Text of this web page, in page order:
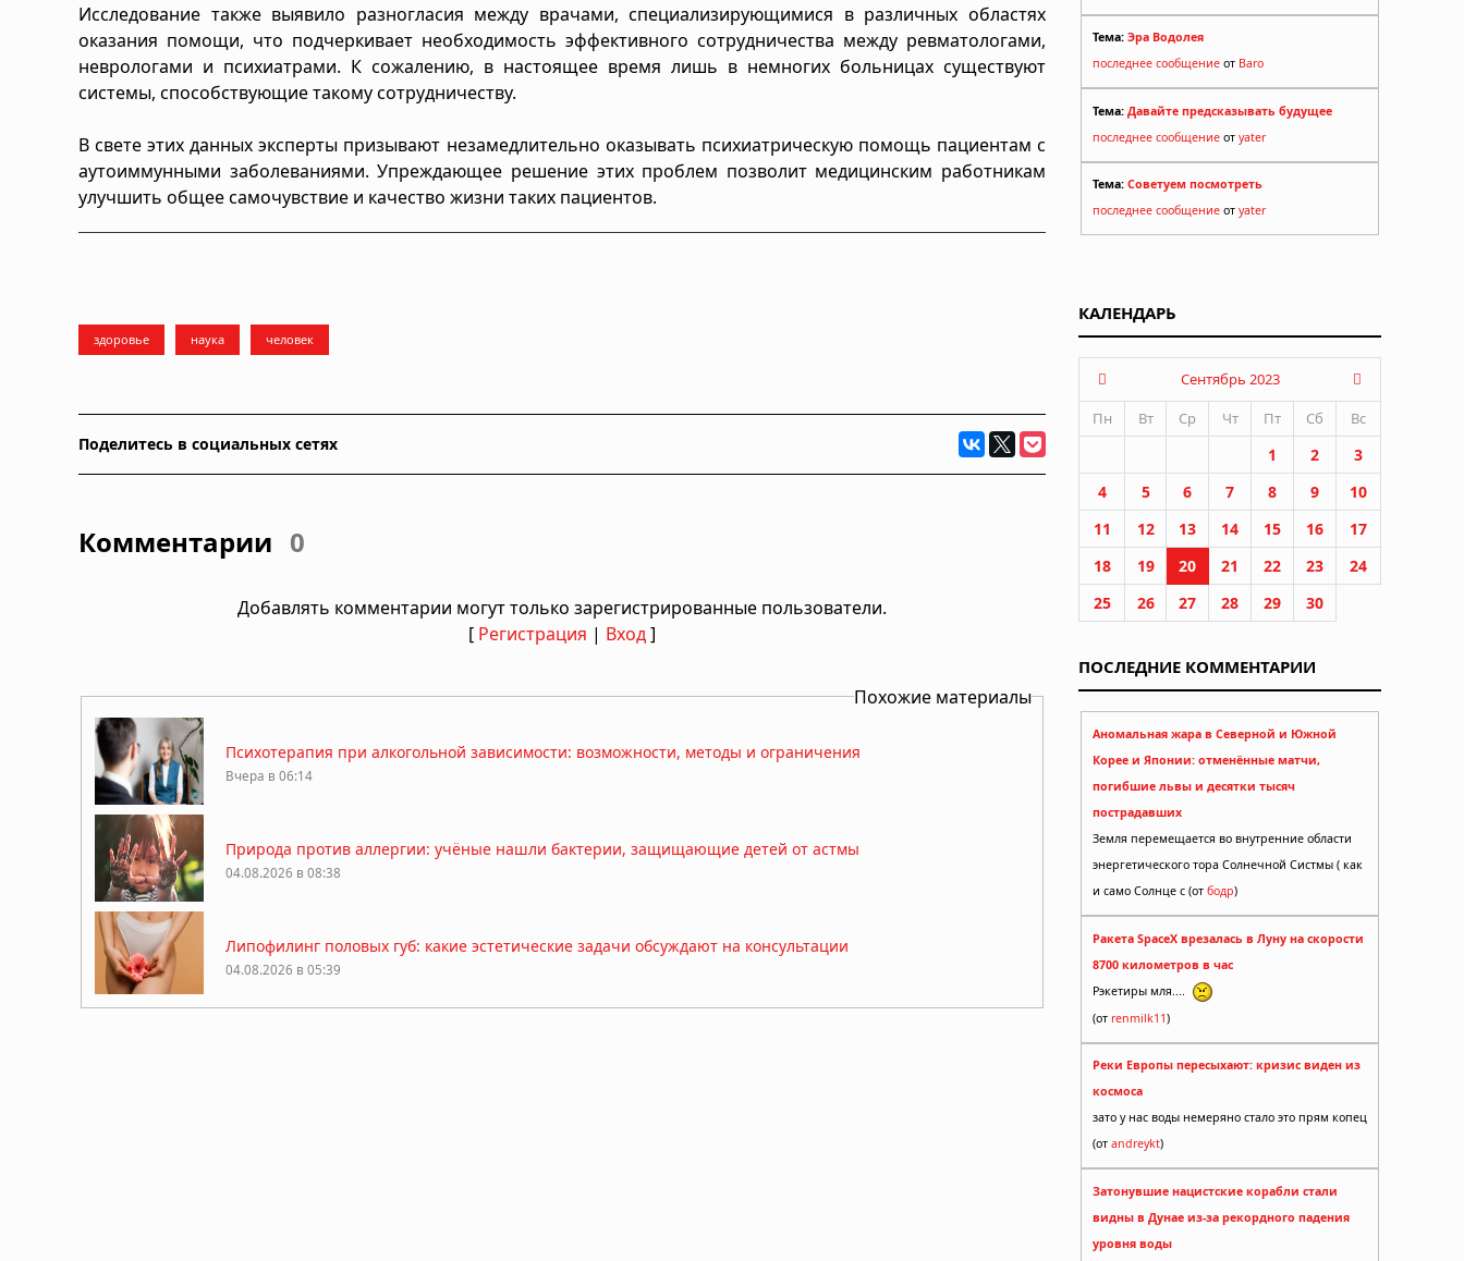
Исследование также выявило разногласия между врачами, специализирующимися в различных областях
оказания помощи, что подчеркивает необходимость эффективного сотрудничества между ревматологами,
неврологами и психиатрами. К сожалению, в настоящее время лишь в немногих больницах существуют
системы, способствующие такому сотрудничеству.
В свете этих данных эксперты призывают незамедлительно оказывать психиатрическую помощь пациентам с
аутоиммунными заболеваниями. Упреждающее решение этих проблем позволит медицинским работникам
улучшить общее самочувствие и качество жизни таких пациентов.
здоровье наука человек
Поделитесь в социальных сетях
Комментарии 0
Добавлять комментарии могут только зарегистрированные пользователи.
[ Регистрация | Вход]
Похожие материалы
Психотерапия при алкогольной зависимости: возможности, методы и ограничения
Вчера в 06:14
Природа против аллергии: учёные нашли бактерии, защищающие детей от астмы
04.08.2026 в 08:38
Липофилинг половых губ: какие эстетические задачи обсуждают на консультации
04.08.2026 в 05:39
Тема: Эра Водолея
последнее сообщение от Baro
Тема: Давайте предсказывать будущее
последнее сообщение от yater
Тема: Советуем посмотреть
последнее сообщение от yater
КАЛЕНДАРЬ
Сентябрь 2023
Пн
Вт Ср Чт Пт Сб Вс
1 2
3
4
5 6 7 8 9
10
11
12 13 14 15 16
17
18
19 20 21 22 23
24
25
26 27 28 29 30
ПОСЛЕДНИЕ КОММЕНТАРИИ
Аномальная жара в Северной и Южной
Корее и Японии: отменённые матчи,
погибшие львы и десятки тысяч
пострадавших
Земля перемещается во внутренние области
энергетического тора Солнечной Систмы ( как
и само Солнце с (от бодр)
Ракета SpaceX врезалась в Луну на скорости
8700 километров в час
Рэкетиры мля....
(от renmilk11)
Реки Европы пересыхают: кризис виден из
космоса
зато у нас воды немеряно стало это прям копец
(от andreykt)
Затонувшие нацистские корабли стали
видны в Дунае из-за рекордного падения
уровня воды